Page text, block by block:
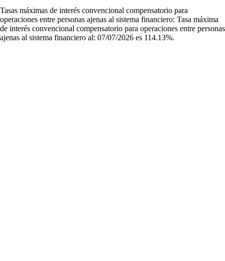
Tasas máximas de interés convencional compensatorio para
operaciones entre personas ajenas al sistema financiero: Tasa máxima
de interés convencional compensatorio para operaciones entre personas
ajenas al sistema financiero al: 07/07/2026 es 114.13%.